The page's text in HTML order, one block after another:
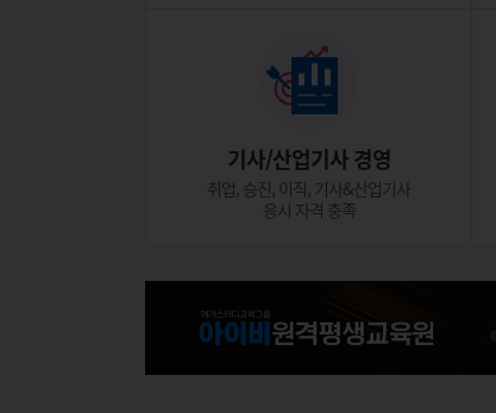
기사/산업기사 경영
취업, 승진, 이직, 기사&산업기사
응시 자격 충족